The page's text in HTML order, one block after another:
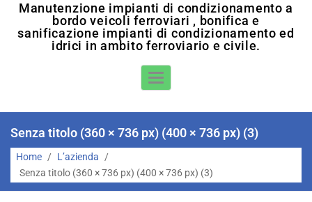
Manutenzione impianti di condizionamento a
bordo veicoli ferroviari , bonifica e
sanificazione impianti di condizionamento ed
idrici in ambito ferroviario e civile.
Toggle Navigation
Senza titolo (360 × 736 px) (400 × 736 px) (3)
Home / L’azienda
/
Senza titolo (360 × 736 px) (400 × 736 px) (3)